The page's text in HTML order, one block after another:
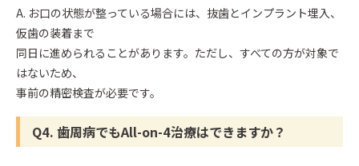
A. お口の状態が整っている場合には、抜歯とインプラント埋入、
仮歯の装着まで
同日に進められることがあります。ただし、すべての方が対象で
はないため、
事前の精密検査が必要です。
Q4. 歯周病でもAll-on-4治療はできますか？